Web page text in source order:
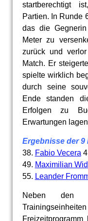
startberechtigt
Partien. In Runde
das die
Meter zu
zurück und
Match. Er
spielte wirklich
durch seine
Ende standen
Erfolgen zu
Erwartungen
Ergebnisse der 9
38. Fabio Vecera
49. Maximilian
55. Leander
Neben den